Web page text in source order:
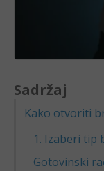
Sadržaj
Kako otvoriti
1. Izaberi tip
Gotovinski